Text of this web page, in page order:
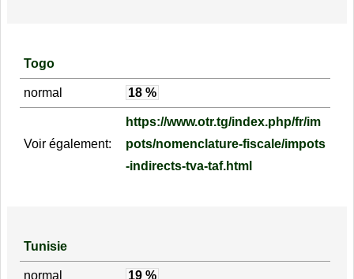
Togo
normal 18 %
Voir également:
https://www.otr.tg/index.php/fr/im
pots/nomenclature-fiscale/impots
-indirects-tva-taf.html
Tunisie
normal 19 %